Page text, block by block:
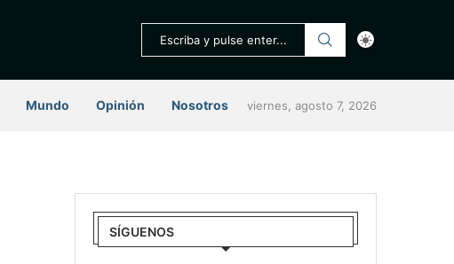
Mundo Opinión Nosotros viernes, agosto 7, 2026
SÍGUENOS